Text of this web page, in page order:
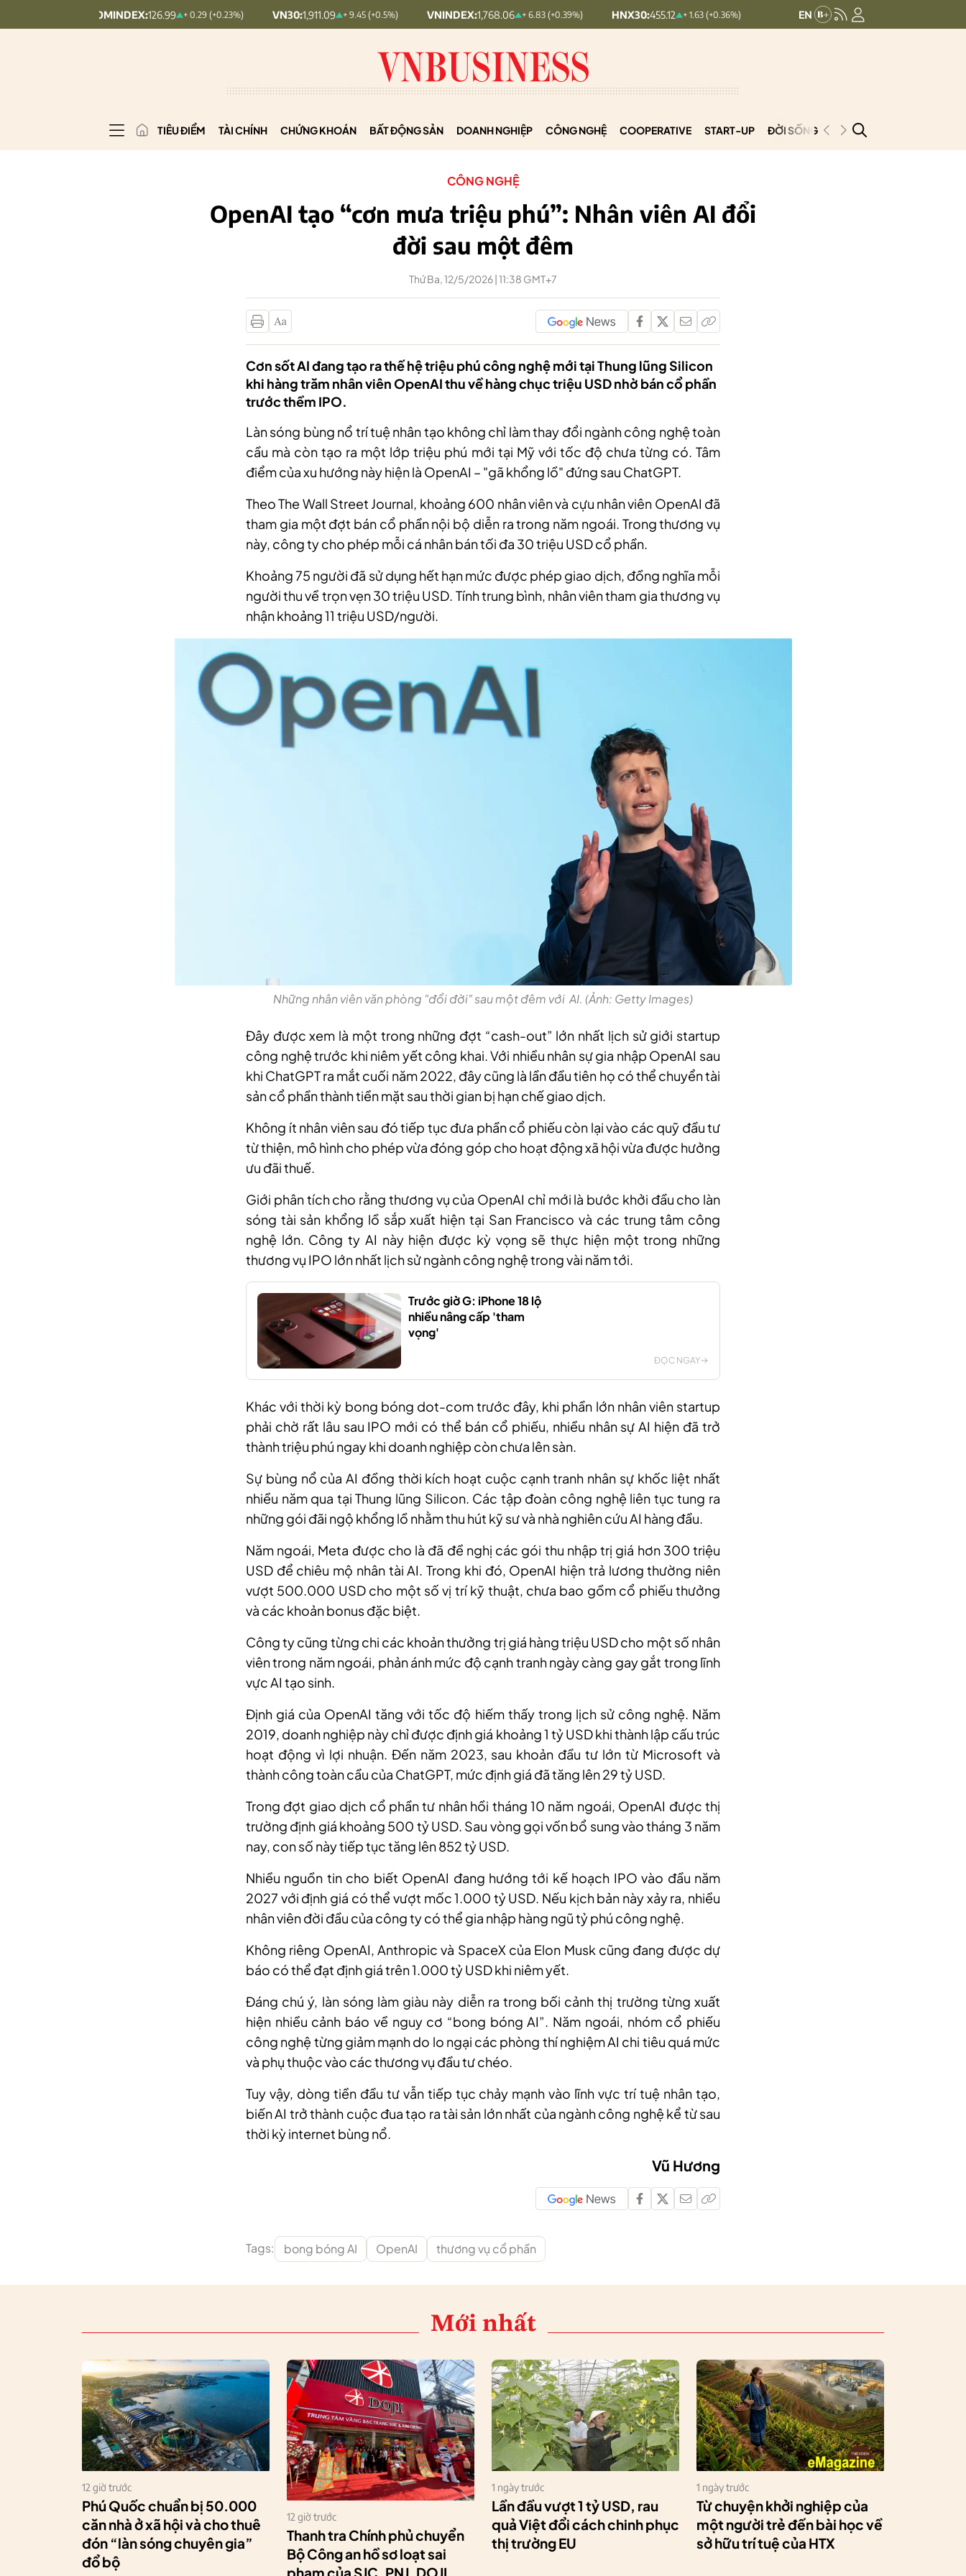
126.99 + 0.29 (+0.23%) VN30: 1,911.09 + 9.45 (+0.5%) VNINDEX: 1,768.06 + 6.83 (+0.39%) HNX30: 455.12 + 1.63 (+0.36%) HNXINDEX: 293.44 + 0.25 (+0.09%)
TIÊU ĐIỂM TÀI CHÍNH CHỨNG KHOÁN BẤT ĐỘNG SẢN DOANH NGHIỆP CÔNG NGHỆ COOPERATIVE START-UP ĐỜI SỐNG PODCAST
CÔNG NGHỆ
OpenAI tạo “cơn mưa triệu phú”: Nhân viên AI đổi
đời sau một đêm
Thứ Ba, 12/5/2026 | 11:38 GMT+7
Cơn sốt AI đang tạo ra thế hệ triệu phú công nghệ mới tại Thung lũng Silicon
khi hàng trăm nhân viên OpenAI thu về hàng chục triệu USD nhờ bán cổ phần
trước thềm IPO.
Làn sóng bùng nổ trí tuệ nhân tạo không chỉ làm thay đổi ngành công nghệ toàn
cầu mà còn tạo ra một lớp triệu phú mới tại Mỹ với tốc độ chưa từng có. Tâm
điểm của xu hướng này hiện là OpenAI – "gã khổng lồ" đứng sau ChatGPT.
Theo The Wall Street Journal, khoảng 600 nhân viên và cựu nhân viên OpenAI đã
tham gia một đợt bán cổ phần nội bộ diễn ra trong năm ngoái. Trong thương vụ
này, công ty cho phép mỗi cá nhân bán tối đa 30 triệu USD cổ phần.
Khoảng 75 người đã sử dụng hết hạn mức được phép giao dịch, đồng nghĩa mỗi
người thu về trọn vẹn 30 triệu USD. Tính trung bình, nhân viên tham gia thương vụ
nhận khoảng 11 triệu USD/người.
Những nhân viên văn phòng "đổi đời" sau một đêm với AI. (Ảnh: Getty Images)
Đây được xem là một trong những đợt “cash-out” lớn nhất lịch sử giới startup
công nghệ trước khi niêm yết công khai. Với nhiều nhân sự gia nhập OpenAI sau
khi ChatGPT ra mắt cuối năm 2022, đây cũng là lần đầu tiên họ có thể chuyển tài
sản cổ phần thành tiền mặt sau thời gian bị hạn chế giao dịch.
Không ít nhân viên sau đó tiếp tục đưa phần cổ phiếu còn lại vào các quỹ đầu tư
từ thiện, mô hình cho phép vừa đóng góp cho hoạt động xã hội vừa được hưởng
ưu đãi thuế.
Giới phân tích cho rằng thương vụ của OpenAI chỉ mới là bước khởi đầu cho làn
sóng tài sản khổng lồ sắp xuất hiện tại San Francisco và các trung tâm công
nghệ lớn. Công ty AI này hiện được kỳ vọng sẽ thực hiện một trong những
thương vụ IPO lớn nhất lịch sử ngành công nghệ trong vài năm tới.
Trước giờ G: iPhone 18 lộ
nhiều nâng cấp 'tham
vọng'
ĐỌC NGAY
Khác với thời kỳ bong bóng dot-com trước đây, khi phần lớn nhân viên startup
phải chờ rất lâu sau IPO mới có thể bán cổ phiếu, nhiều nhân sự AI hiện đã trở
thành triệu phú ngay khi doanh nghiệp còn chưa lên sàn.
Sự bùng nổ của AI đồng thời kích hoạt cuộc cạnh tranh nhân sự khốc liệt nhất
nhiều năm qua tại Thung lũng Silicon. Các tập đoàn công nghệ liên tục tung ra
những gói đãi ngộ khổng lồ nhằm thu hút kỹ sư và nhà nghiên cứu AI hàng đầu.
Năm ngoái, Meta được cho là đã đề nghị các gói thu nhập trị giá hơn 300 triệu
USD để chiêu mộ nhân tài AI. Trong khi đó, OpenAI hiện trả lương thường niên
vượt 500.000 USD cho một số vị trí kỹ thuật, chưa bao gồm cổ phiếu thưởng
và các khoản bonus đặc biệt.
Công ty cũng từng chi các khoản thưởng trị giá hàng triệu USD cho một số nhân
viên trong năm ngoái, phản ánh mức độ cạnh tranh ngày càng gay gắt trong lĩnh
vực AI tạo sinh.
Định giá của OpenAI tăng với tốc độ hiếm thấy trong lịch sử công nghệ. Năm
2019, doanh nghiệp này chỉ được định giá khoảng 1 tỷ USD khi thành lập cấu trúc
hoạt động vì lợi nhuận. Đến năm 2023, sau khoản đầu tư lớn từ Microsoft và
thành công toàn cầu của ChatGPT, mức định giá đã tăng lên 29 tỷ USD.
Trong đợt giao dịch cổ phần tư nhân hồi tháng 10 năm ngoái, OpenAI được thị
trường định giá khoảng 500 tỷ USD. Sau vòng gọi vốn bổ sung vào tháng 3 năm
nay, con số này tiếp tục tăng lên 852 tỷ USD.
Nhiều nguồn tin cho biết OpenAI đang hướng tới kế hoạch IPO vào đầu năm
2027 với định giá có thể vượt mốc 1.000 tỷ USD. Nếu kịch bản này xảy ra, nhiều
nhân viên đời đầu của công ty có thể gia nhập hàng ngũ tỷ phú công nghệ.
Không riêng OpenAI, Anthropic và SpaceX của Elon Musk cũng đang được dự
báo có thể đạt định giá trên 1.000 tỷ USD khi niêm yết.
Đáng chú ý, làn sóng làm giàu này diễn ra trong bối cảnh thị trường từng xuất
hiện nhiều cảnh báo về nguy cơ “bong bóng AI”. Năm ngoái, nhóm cổ phiếu
công nghệ từng giảm mạnh do lo ngại các phòng thí nghiệm AI chi tiêu quá mức
và phụ thuộc vào các thương vụ đầu tư chéo.
Tuy vậy, dòng tiền đầu tư vẫn tiếp tục chảy mạnh vào lĩnh vực trí tuệ nhân tạo,
biến AI trở thành cuộc đua tạo ra tài sản lớn nhất của ngành công nghệ kể từ sau
thời kỳ internet bùng nổ.
Vũ Hương
Tags: bong bóng AI OpenAI thương vụ cổ phần
Mới nhất
12 giờ trước
Phú Quốc chuẩn bị 50.000
căn nhà ở xã hội và cho thuê
đón “làn sóng chuyên gia”
đổ bộ
12 giờ trước
Thanh tra Chính phủ chuyển
Bộ Công an hồ sơ loạt sai
1 ngày trước
Lần đầu vượt 1 tỷ USD, rau
quả Việt đổi cách chinh phục
thị trường EU
1 ngày trước
Từ chuyện khởi nghiệp của
một người trẻ đến bài học về
sở hữu trí tuệ của HTX